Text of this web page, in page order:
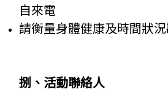
自來電
請衡量身體健康及時間狀
捌 、活動聯絡人